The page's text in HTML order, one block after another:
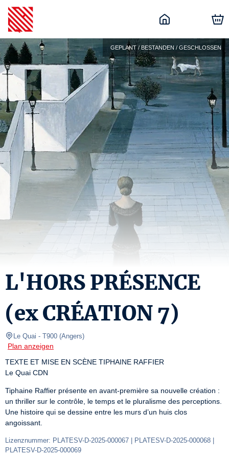
GEPLANT / BESTANDEN / GESCHLOSSEN
L'HORS PRÉSENCE
(ex CRÉATION 7)
Le Quai - T900 (Angers)
Plan anzeigen
TEXTE ET MISE EN SCÈNE TIPHAINE RAFFIER
Le Quai CDN
Tiphaine Raffier présente en avant-première sa nouvelle création :
un thriller sur le contrôle, le temps et le pluralisme des perceptions.
Une histoire qui se dessine entre les murs d’un huis clos
angoissant.
Lizenznummer: PLATESV-D-2025-000067 | PLATESV-D-2025-000068 |
PLATESV-D-2025-000069